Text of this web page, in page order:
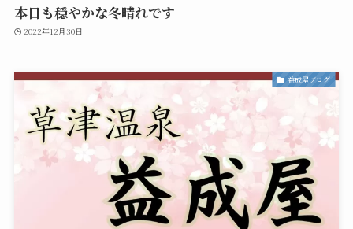
本日も穏やかな冬晴れです
2022年12月30日
益成屋ブログ